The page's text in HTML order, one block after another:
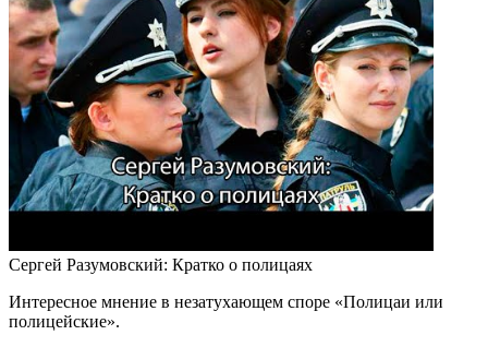
Сергей Разумовский: Кратко о полицаях
Интересное мнение в незатухающем споре «Полицаи или
полицейские».